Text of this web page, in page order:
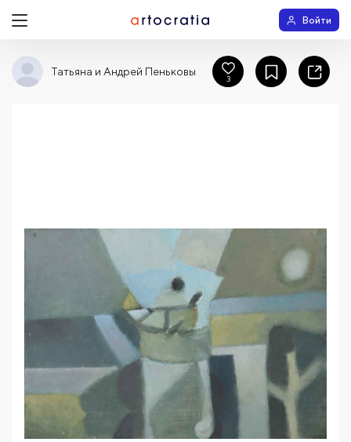
Войти
Татьяна и Андрей Пеньковы
3